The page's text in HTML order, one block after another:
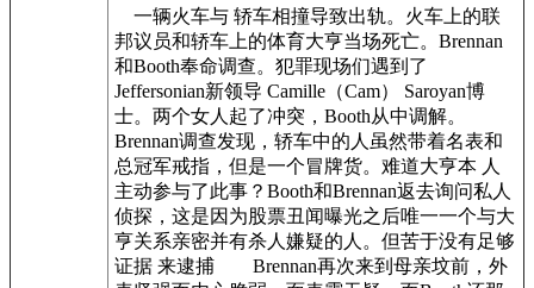
一辆火车与 轿车相撞导致出轨。火车上的联
邦议员和轿车上的体育大亨当场死亡。Brennan
和Booth奉命调查。犯罪现场们遇到了
Jeffersonian新领导 Camille（Cam） Saroyan博
士。两个女人起了冲突，Booth从中调解。
Brennan调查发现，轿车中的人虽然带着名表和
总冠军戒指，但是一个冒牌货。难道大亨本 人
主动参与了此事？Booth和Brennan返去询问私人
侦探，这是因为股票丑闻曝光之后唯一一个与大
亨关系亲密并有杀人嫌疑的人。但苦于没有足够
证据 来逮捕 Brennan再次来到母亲坟前，外